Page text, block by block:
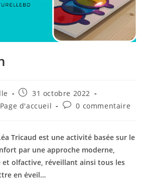
Publication
publiée :
31 octobre 2022
Page d'accueil
Commentaires
publication :
0 commentaire
Tricaud est une activité basée sur le
par une approche moderne,
et olfactive, réveillant ainsi tous les
en éveil…